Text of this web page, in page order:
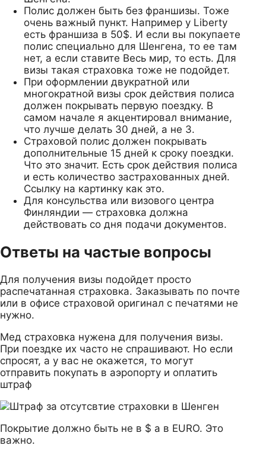
Полис должен быть без франшизы. Тоже
очень важный пункт. Например у Liberty
есть франшиза в 50$. И если вы покупаете
полис специально для Шенгена, то ее там
нет, а если ставите Весь мир, то есть. Для
визы такая страховка тоже не подойдет.
При оформлении двукратной или
многократной визы срок действия полиса
должен покрывать первую поездку. В
самом начале я акцентировал внимание,
что лучше делать 30 дней, а не 3.
Страховой полис должен покрывать
дополнительные 15 дней к сроку поездки.
Что это значит. Есть срок действия полиса
и есть количество застрахованных дней.
Ссылку на картинку как это.
Для консульства или визового центра
Финляндии — страховка должна
действовать со дня подачи документов.
Ответы на частые вопросы
Для получения визы подойдет просто
распечатанная страховка. Заказывать по почте
или в офисе страховой оригинал с печатями не
нужно.
Мед страховка нужена для получения визы.
При поездке их часто не спрашивают. Но если
спросят, а у вас не окажется, то могут
отправить покупать в аэропорту и оплатить
штраф
Покрытие должно быть не в $ а в EURO. Это
важно.